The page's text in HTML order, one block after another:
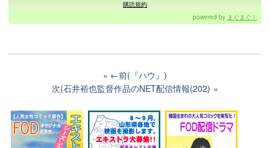
購読規約
powered by まぐまぐ！
←前(『ハウ』)
次(石井裕也監督作品のNET配信情報(202)